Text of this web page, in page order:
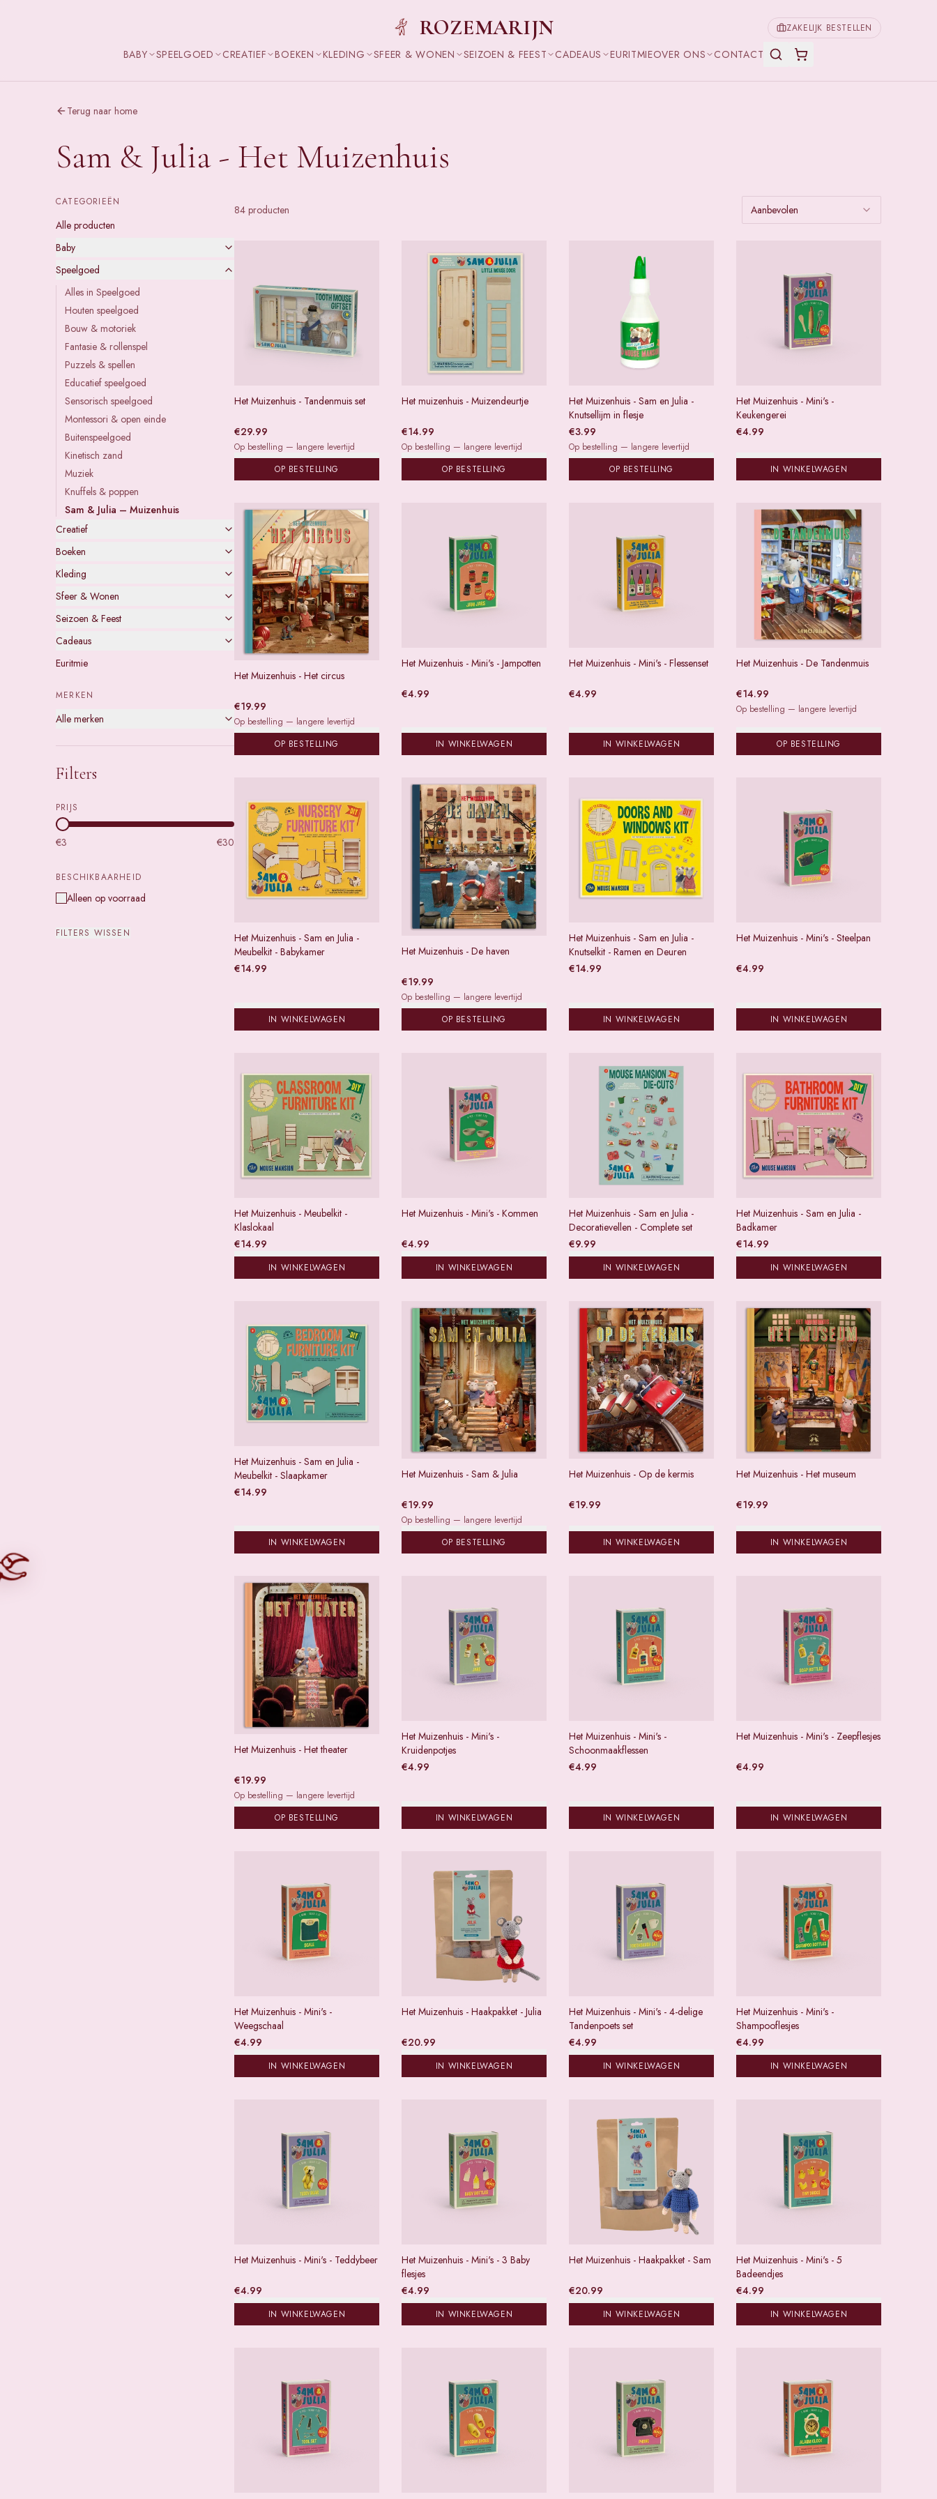
ROZEMARIJN ZAKELIJK BESTELLEN
BABY SPEELGOED CREATIEF BOEKEN KLEDING SFEER & WONEN SEIZOEN & FEEST CADEAUS EURITMIEOVER ONS CONTACT
Terug naar home
Sam & Julia - Het Muizenhuis
CATEGORIEËN
Alle producten
Baby
Speelgoed
Alles in Speelgoed
Houten speelgoed
Bouw & motoriek
Fantasie & rollenspel
Puzzels & spellen
Educatief speelgoed
Sensorisch speelgoed
Montessori & open einde
Buitenspeelgoed
Kinetisch zand
Muziek
Knuffels & poppen
Sam & Julia – Muizenhuis
Creatief
Boeken
Kleding
Sfeer & Wonen
Seizoen & Feest
Cadeaus
Euritmie
MERKEN
Alle merken
Filters
PRIJS
€3 €30
BESCHIKBAARHEID
Alleen op voorraad
FILTERS WISSEN
84 producten Aanbevolen
Het Muizenhuis - Tandenmuis set
€29.99
Op bestelling — langere levertijd
OP BESTELLING
Het muizenhuis - Muizendeurtje
€14.99
Op bestelling — langere levertijd
OP BESTELLING
Het Muizenhuis - Sam en Julia -
Knutsellijm in flesje
€3.99
Op bestelling — langere levertijd
OP BESTELLING
Het Muizenhuis - Mini's -
Keukengerei
€4.99
IN WINKELWAGEN
Het Muizenhuis - Het circus
€19.99
Op bestelling — langere levertijd
OP BESTELLING
Het Muizenhuis - Mini's - Jampotten
€4.99
IN WINKELWAGEN
Het Muizenhuis - Mini's - Flessenset
€4.99
IN WINKELWAGEN
Het Muizenhuis - De Tandenmuis
€14.99
Op bestelling — langere levertijd
OP BESTELLING
Het Muizenhuis - Sam en Julia -
Meubelkit - Babykamer
€14.99
IN WINKELWAGEN
Het Muizenhuis - De haven
€19.99
Op bestelling — langere levertijd
OP BESTELLING
Het Muizenhuis - Sam en Julia -
Knutselkit - Ramen en Deuren
€14.99
IN WINKELWAGEN
Het Muizenhuis - Mini's - Steelpan
€4.99
IN WINKELWAGEN
Het Muizenhuis - Meubelkit -
Klaslokaal
€14.99
IN WINKELWAGEN
Het Muizenhuis - Mini's - Kommen
€4.99
IN WINKELWAGEN
Het Muizenhuis - Sam en Julia -
Decoratievellen - Complete set
€9.99
IN WINKELWAGEN
Het Muizenhuis - Sam en Julia -
Badkamer
€14.99
IN WINKELWAGEN
Het Muizenhuis - Sam en Julia -
Meubelkit - Slaapkamer
€14.99
IN WINKELWAGEN
Het Muizenhuis - Sam & Julia
€19.99
Op bestelling — langere levertijd
OP BESTELLING
Het Muizenhuis - Op de kermis
€19.99
IN WINKELWAGEN
Het Muizenhuis - Het museum
€19.99
IN WINKELWAGEN
Het Muizenhuis - Het theater
€19.99
Op bestelling — langere levertijd
OP BESTELLING
Het Muizenhuis - Mini's -
Kruidenpotjes
€4.99
IN WINKELWAGEN
Het Muizenhuis - Mini's -
Schoonmaakflessen
€4.99
IN WINKELWAGEN
Het Muizenhuis - Mini's - Zeepflesjes
€4.99
IN WINKELWAGEN
Het Muizenhuis - Mini's -
Weegschaal
€4.99
IN WINKELWAGEN
Het Muizenhuis - Haakpakket - Julia
€20.99
IN WINKELWAGEN
Het Muizenhuis - Mini's - 4-delige
Tandenpoets set
€4.99
IN WINKELWAGEN
Het Muizenhuis - Mini's -
Shampooflesjes
€4.99
IN WINKELWAGEN
Het Muizenhuis - Mini's - Teddybeer
€4.99
IN WINKELWAGEN
Het Muizenhuis - Mini's - 3 Baby
flesjes
€4.99
IN WINKELWAGEN
Het Muizenhuis - Haakpakket - Sam
€20.99
IN WINKELWAGEN
Het Muizenhuis - Mini's - 5
Badeendjes
€4.99
IN WINKELWAGEN